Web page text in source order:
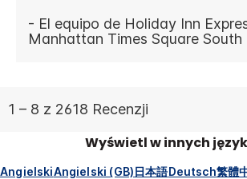
Wyświetl w innych
AngielskiAngielski (GB)日本語Deutsch繁體